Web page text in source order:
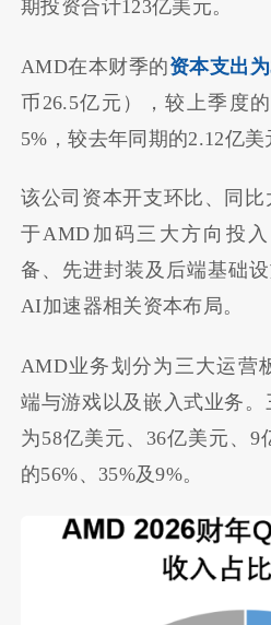
期投资合计123亿美元。
AMD在本财季的资本支出
币26.5亿元），较上季度
5%，较去年同期的2.12亿美
该公司资本开支环比、同
于AMD加码三大方向投
备、先进封装及后端基础
AI加速器相关资本布局。
AMD业务划分为三大运营
端与游戏以及嵌入式业务
为58亿美元、36亿美元、
的56%、35%及9%。